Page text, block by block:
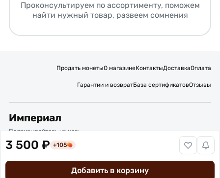
3 500 ₽ +105
Добавить в корзину
Проконсультируем по ассортименту, поможем
найти нужный товар, развеем сомнения
Продать монетыО магазинеКонтактыДоставкаОплата
Гарантии и возвратБаза сертификатовОтзывы
Империал
Подписывайтесь на нас:
Вакансии
Политика обработки персональных данных
© 2016 – 2026 ИП Титов Александр Михайлович